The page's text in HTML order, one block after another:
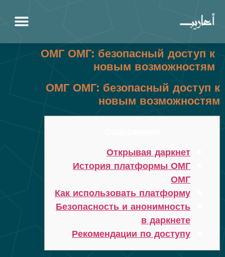
ОМГ ОМГ: безопасный доступ к
новым возможностям
ОМГ ОМГ: безопасный доступ к
новым возможностям
Открывая даркнет
История платформы ОМГ
ОМГ
Как использовать платформу
Безопасность и анонимность
в даркнете
Рекомендации по доступу